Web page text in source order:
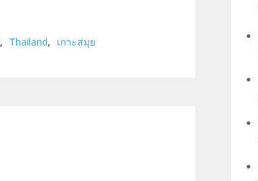
, Thailand, เกาะสมุย